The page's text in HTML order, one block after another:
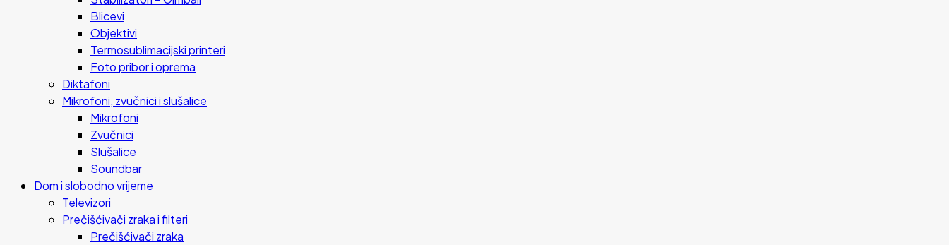
Blicevi
Objektivi
Termosublimacijski printeri
Foto pribor i oprema
Diktafoni
Mikrofoni, zvučnici i slušalice
Mikrofoni
Zvučnici
Slušalice
Soundbar
Dom i slobodno vrijeme
Televizori
Prečišćivači zraka i filteri
Prečišćivači zraka